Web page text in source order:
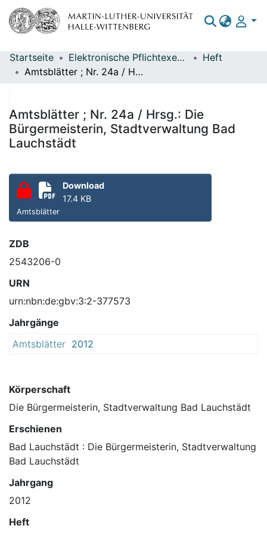
Bereiche & Sammlungen
Statistiken
Startseite Elektronische Pflichtexemplare
Heft
Amtsblätter ; Nr. 24a / Hrsg.: Die Bürgermeisterin, Stadtverwaltung Bad Lauchstädt
Amtsblätter ; Nr. 24a / Hrsg.: Die
Bürgermeisterin, Stadtverwaltung Bad
Lauchstädt
Download
17.4 KB
Amtsblätter
ZDB
2543206-0
URN
urn:nbn:de:gbv:3:2-377573
Jahrgänge
Amtsblätter 2012
Körperschaft
Die Bürgermeisterin, Stadtverwaltung Bad Lauchstädt
Erschienen
Bad Lauchstädt : Die Bürgermeisterin, Stadtverwaltung
Bad Lauchstädt
Jahrgang
2012
Heft